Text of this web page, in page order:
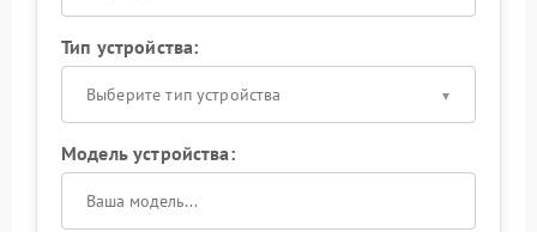
Тип устройства:
Выберите тип устройства
Модель устройства: